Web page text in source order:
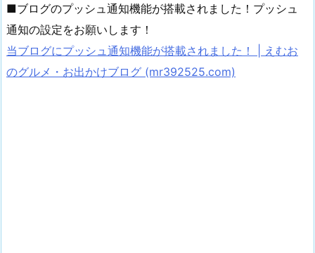
■ブログのプッシュ通知機能が搭載されました！プッシュ
通知の設定をお願いします！
当ブログにプッシュ通知機能が搭載されました！ | えむお
のグルメ・お出かけブログ (mr392525.com)